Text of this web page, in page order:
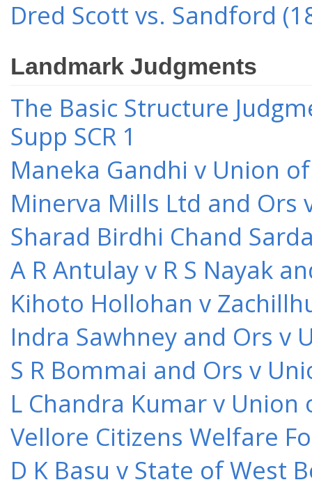
Dred Scott vs. Sandford
Landmark Judgments
The Basic Structure
Supp SCR 1
Maneka Gandhi v Union
Minerva Mills Ltd and Ors
Sharad Birdhi Chand
A R Antulay v R S Nayak
Kihoto Hollohan v
Indra Sawhney and Ors v
S R Bommai and Ors v
L Chandra Kumar v Union
Vellore Citizens Welfare
D K Basu v State of West